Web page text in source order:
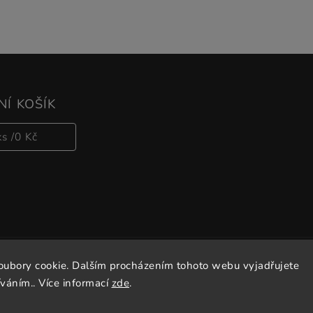
cookie. Dalším procházením tohoto webu vyjadřujete
Více informací zde.
KOŠÍK
/0 Kč
Copyright 2026 Vitalove. Všechna práva vyhrazena.
VytvořilShoptet